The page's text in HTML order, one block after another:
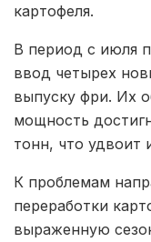
картофеля.
В период с июля
ввод четырех
выпуску фри. Их
мощность
тонн, что
К проблемам
переработки
выраженную